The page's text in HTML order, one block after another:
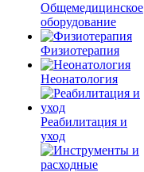
Общемедицинское
оборудование
Физиотерапия
Неонатология
Реабилитация и
уход